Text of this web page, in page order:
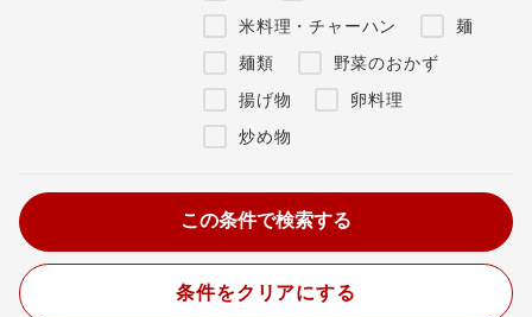
米料理・チャーハン
麺
麺類
野菜のおかず
揚げ物
卵料理
炒め物
条件をクリアにする